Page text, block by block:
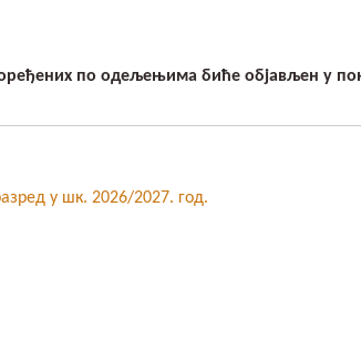
по одељењима биће објављен у
у шк. 2026/2027. год.